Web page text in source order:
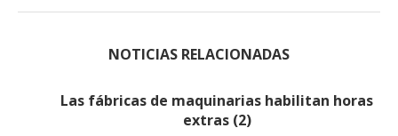
NOTICIAS RELACIONADAS
Las fábricas de maquinarias habilitan horas
extras (2)